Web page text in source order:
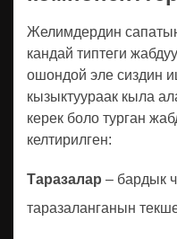
Желимдердин
кандай типтеги
ошондой эле сиздин
кызыктуураак кыла
керек боло турган
келтирилген:
Таразалар – бардык
таразаланганын